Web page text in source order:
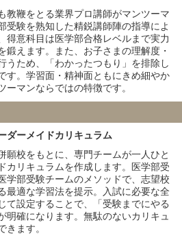
福島県立医科大学
佐賀大学
東京慈恵会医科大学
自治医科大学
産業医科大学
近畿大学
藤田医科大学
日本大学
聖マリアンナ医科大学
教鞭をとる業界プロ講師がマンツーマ
受験を熟知した精鋭講師陣の指導によ
得意科目は医学部合格レベルまで実力
鍛えます。また、お子さまの理解度・
うため、「わかったつもり」を排除し
す。学習面・精神面ともにきめ細やか
マンならではの特徴です。
ダーメイドカリキュラム
願校をもとに、専門チームが一人ひと
カリキュラムを作成します。医学部受
学部受験チームのメソッドで、志望校
最適な学習法を提示。入試に必要な全
て設定することで、「受験までにやる
明確になります。無駄のないカリキュ
きます。